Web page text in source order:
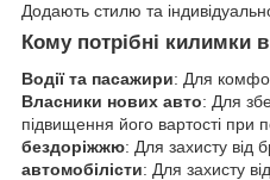
Додають стилю та
Кому потрібні килимки
Водії та пасажири: Для
Власники нових авто: Для
підвищення його вартості при
бездоріжжю: Для захисту від
автомобілісти: Для захисту